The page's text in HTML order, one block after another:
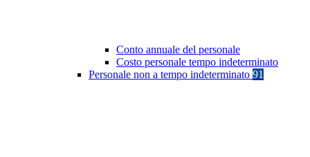
Conto annuale del personale
Costo personale tempo indeterminato
Personale non a tempo indeterminato 91